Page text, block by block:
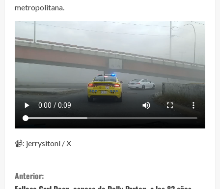
metropolitana.
📹: jerrysitonl / X
S
Anterior: